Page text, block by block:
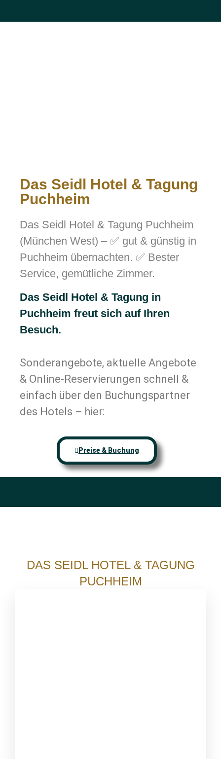
Das Seidl Hotel & Tagung
Puchheim
Das Seidl Hotel & Tagung Puchheim
(München West) – ✅ gut & günstig in
Puchheim übernachten. ✅ Bester
Service, gemütliche Zimmer.
Das Seidl Hotel & Tagung in
Puchheim freut sich auf Ihren
Besuch.
Sonderangebote, aktuelle Angebote
& Online-Reservierungen schnell &
einfach über den Buchungspartner
des Hotels – hier:
Preise & Buchung
DAS SEIDL HOTEL & TAGUNG
PUCHHEIM